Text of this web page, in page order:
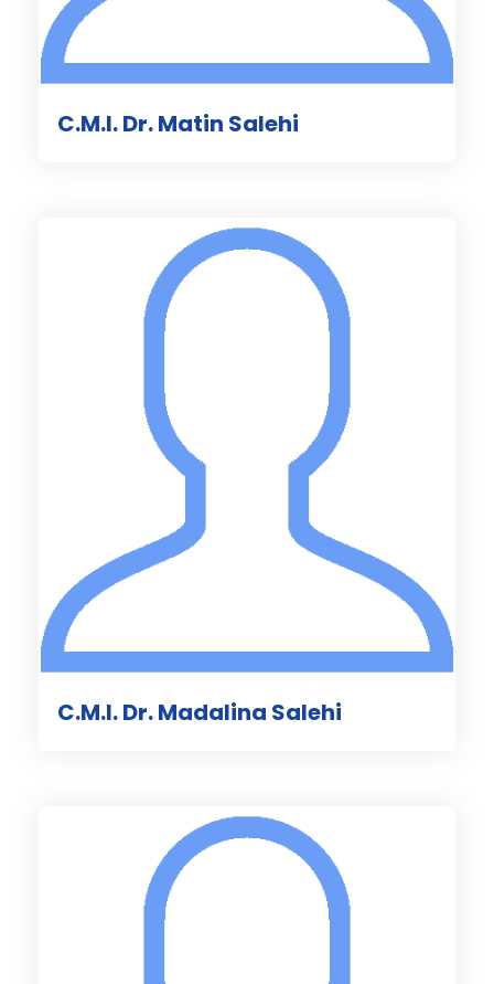
C.M.I. Dr. Matin Salehi
C.M.I. Dr. Madalina Salehi